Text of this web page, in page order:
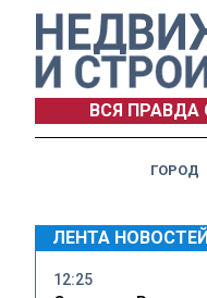
ВСЯ
ГОРОД
ЛЕНТА
12:25